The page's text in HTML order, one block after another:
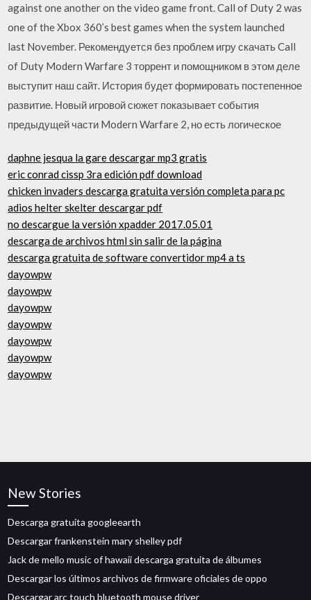
against one another on the video game front. Call of Duty 2 was
one of the Xbox 360’s best games when the system launched
last November. Рекомендуется без проблем игру скачать Call
of Duty Modern Warfare 3 торрент и помощником в этом деле
выступит наш сайт. История будет формировать постепенное
развитие. Новый игровой сюжет показывает события
предыдущей части Modern Warfare 2, но есть логическое
daphne jesqua la gare descargar mp3 gratis
eric conrad cissp 3ra edición pdf download
chicken invaders descarga gratuita versión completa para pc
adios helter skelter descargar pdf
no descargue la versión xpadder 2017.05.01
descarga de archivos html sin salir de la página
descarga gratuita de software convertidor mp4 a ts
dayowpw
dayowpw
dayowpw
dayowpw
dayowpw
dayowpw
dayowpw
New Stories
Descarga gratuita googleearth
Descargar frankenstein mary shelley pdf
Jack de mello music of hawaii descarga gratuita de álbumes
Descargar los últimos archivos de firmware oficiales de oppo
Descargar arc touch bluetooth mouse driver